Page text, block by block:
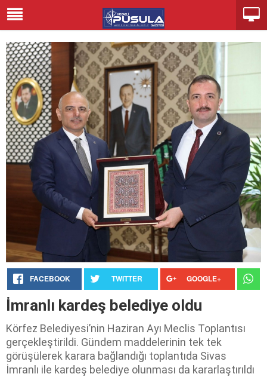
FACEBOOK TWITTER GOOGLE+
İmranlı kardeş belediye oldu
Körfez Belediyesi’nin Haziran Ayı Meclis Toplantısı
gerçekleştirildi. Gündem maddelerinin tek tek
görüşülerek karara bağlandığı toplantıda Sivas
İmranlı ile kardeş belediye olunması da kararlaştırıldı